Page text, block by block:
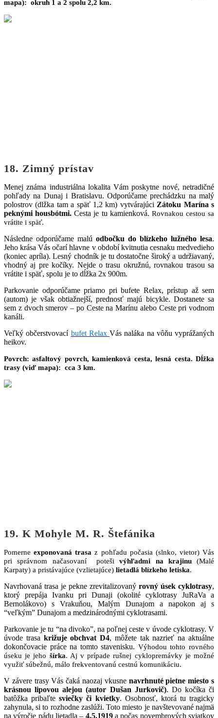
mapa): okruh 1 a 2 spolu 2,2 km.
18. Zimný prístav
Menej známa industriálna lokalita Vám poskytne nové, netradičné
pohľady na Dunaj i Bratislavu. Odporúčame prechádzku na malý
polostrov (dlžka tam a späť 1,2 km) vytvárajúci Zátoku Marína s
peknými housbótmi. Cesta je tu kamienková. Rovnakou cestou sa
vrátite i späť.
Následne odporúčame malú odbočku do blízkeho lužného lesa.
Jeho krása Vás očarí hlavne v období kvitnutia cesnaku medvedieho
(koniec apríla). Lesný chodník je tu dostatočne široký a udržiavaný,
vhodný aj pre kočíky. Nejde o trasu okružnú, rovnakou trasou sa
vrátite i späť, spolu je to dĺžka 2x 900m.
Parkovanie odporúčame priamo pri bufete Relax, prístup až sem
(autom) je však obtiažnejší, prednosť majú bicykle. Dostanete sa
sem z dvoch smerov – po Ceste na Marínu alebo Ceste pri vodnom
kanáli.
Veľký občerstvovací bufet Relax Vás naláka na vôňu vyprážaných
heikov.
Povrch: asfaltový povrch, kamienková cesta, lesná cesta. Dĺžka
trasy (viď mapa): cca 3 km.
19. K Mohyle M. R. Štefánika
Pomerne exponovaná trasa z pohľadu počasia (slnko, vietor) Vás
pri správnom načasovaní potešivýhľadmi na krajinu(Malé
Karpaty) a pristávajúce (vzlietajúce) lietadlá blízkeho letiska.
Navrhovaná trasa je pekne zrevitalizovaný rovný úsek cyklotrasy,
ktorý prepája Ivanku pri Dunaji (okolité cyklotrasy JuRaVa a
Bernolákovo) s Vrakuňou, Malým Dunajom a napokon aj s
“veľkým” Dunajom a medzinárodnými cyklotrasami.
Parkovanie je tu “na divoko”, na poľnej ceste v úvode cyklotrasy. V
úvode trasa križuje obchvat D4, môžete tak nazrieť na aktuálne
dokončovacie práce na tomto stavenisku. Výhodou tohto rovného
úseku je jeho šírka. Aj v prípade rušnej cyklopremávky je možné
využiť súbežnú, málo frekventovanú cestnú komunikáciu.
V závere trasy Vás čaká naozaj vkusne navrhnuté pietne miesto s
krásnou lipovou alejou (autor Dušan Jurkovič). Do kočíka či
batôžka pribaľtesviečky či kvietky. Osobnosť, ktorá tu tragicky
zahynula, si to rozhodne zaslúži. Toto miesto je navštevované najmä
na výročie pádu lietadla – 4.5.1919a počas novembrových sviatkov